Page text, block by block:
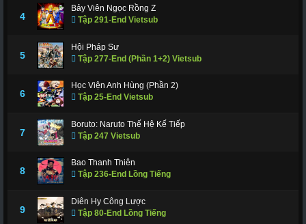
4
Bảy Viên Ngọc Rồng Z
Tập 291-End Vietsub
5
Hội Pháp Sư
Tập 277-End (Phần 1+2) Vietsub
6
Học Viện Anh Hùng (Phần 2)
Tập 25-End Vietsub
7
Boruto: Naruto Thế Hệ Kế Tiếp
Tập 247 Vietsub
8
Bao Thanh Thiên
Tập 236-End Lồng Tiếng
9
Diên Hy Công Lược
Tập 80-End Lồng Tiếng